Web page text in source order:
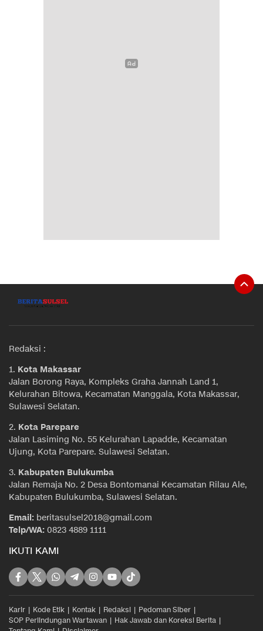
Redaksi :
1. Kota Makassar
Jalan Borong Raya, Kompleks Graha Jannah Land 1,
Kelurahan Bitowa, Kecamatan Manggala, Kota Makassar,
Sulawesi Selatan.
2. Kota Parepare
Jalan Lasiming No. 55 Kelurahan Lapadde, Kecamatan
Ujung, Kota Parepare. Sulawesi Selatan.
3. Kabupaten Bulukumba
Jalan Remaja No. 2 Desa Bontomanai Kecamatan Rilau Ale,
Kabupaten Bulukumba, Sulawesi Selatan.
Email: beritasulsel2018@gmail.com
Telp/WA: 0823 4889 1111
IKUTI KAMI
Karir Kode Etik Kontak Redaksi
Pedoman Siber
SOP Perlindungan Wartawan
Hak Jawab dan Koreksi Berita